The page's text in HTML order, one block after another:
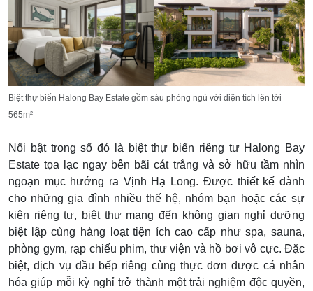
Biệt thự biển Halong Bay Estate gồm sáu phòng ngủ với diện tích lên tới
565m²
Nổi bật trong số đó là biệt thự biển riêng tư Halong Bay
Estate tọa lạc ngay bên bãi cát trắng và sở hữu tầm nhìn
ngoạn mục hướng ra Vịnh Hạ Long. Được thiết kế dành
cho những gia đình nhiều thế hệ, nhóm bạn hoặc các sự
kiện riêng tư, biệt thự mang đến không gian nghỉ dưỡng
biệt lập cùng hàng loạt tiện ích cao cấp như spa, sauna,
phòng gym, rạp chiếu phim, thư viện và hồ bơi vô cực. Đặc
biệt, dịch vụ đầu bếp riêng cùng thực đơn được cá nhân
hóa giúp mỗi kỳ nghỉ trở thành một trải nghiệm độc quyền,